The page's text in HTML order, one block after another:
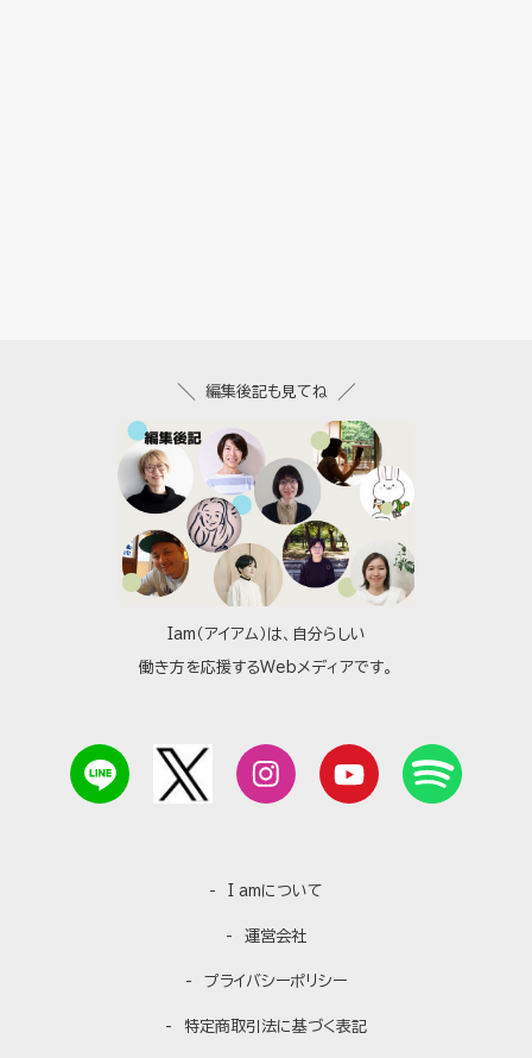
Iam（アイアム）は、自分らしい
働き方を応援するWebメディアです。
I amについて
運営会社
プライバシーポリシー
特定商取引法に基づく表記
編集後記も見てね